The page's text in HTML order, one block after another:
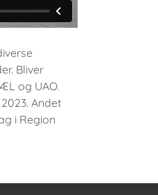
Bliver
og UAO.
Andet
i Region